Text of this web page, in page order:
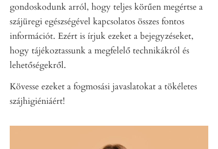
gondoskodunk arról, hogy teljes körűen megértse a
szájüregi egészségével kapcsolatos összes fontos
információt. Ezért is írjuk ezeket a bejegyzéseket,
hogy tájékoztassunk a megfelelő technikákról és
lehetőségekről.
Kövesse ezeket a fogmosási javaslatokat a tökéletes
szájhigiéniáért!